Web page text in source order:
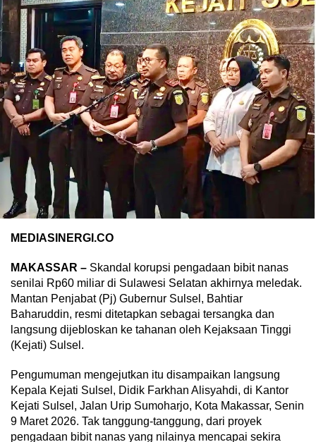
MEDIASINERGI.CO
MAKASSAR – Skandal korupsi pengadaan bibit nanas
senilai Rp60 miliar di Sulawesi Selatan akhirnya meledak.
Mantan Penjabat (Pj) Gubernur Sulsel, Bahtiar
Baharuddin, resmi ditetapkan sebagai tersangka dan
langsung dijebloskan ke tahanan oleh Kejaksaan Tinggi
(Kejati) Sulsel.
Pengumuman mengejutkan itu disampaikan langsung
Kepala Kejati Sulsel, Didik Farkhan Alisyahdi, di Kantor
Kejati Sulsel, Jalan Urip Sumoharjo, Kota Makassar, Senin
9 Maret 2026. Tak tanggung-tanggung, dari proyek
pengadaan bibit nanas yang nilainya mencapai sekira